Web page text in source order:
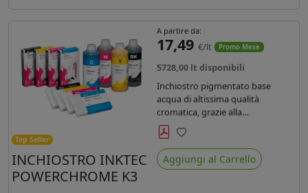
Top Seller
INCHIOSTRO INKTEC
POWERCHROME K3
A partire da:
17,49 €/lt Promo Mese
5728,00 lt disponibili
Inchiostro pigmentato base
acqua di altissima qualità
cromatica, grazie alla
concentrazione di pigmenti
permette di realizzare stampe di
altissima qualità e ridurre la curva
colore fino ad un 20 % rispetto
Preferiti
Aggiungi al Carrello